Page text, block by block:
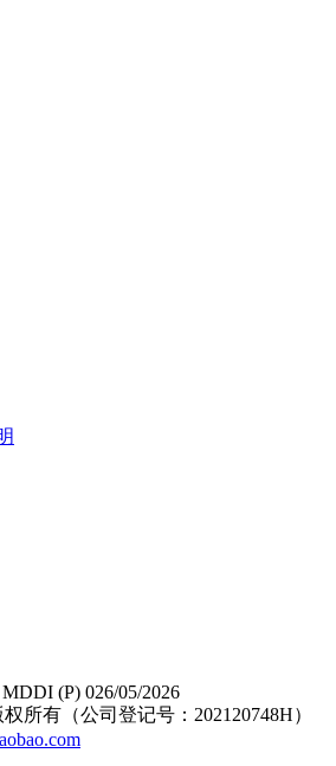
(P) 026/05/2026
所有（公司登记号：202120748H）